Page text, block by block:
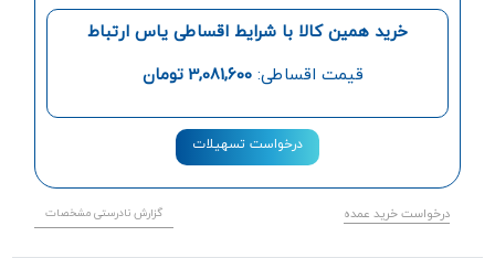
خرید همین کالا با شرایط اقساطی یاس ارتباط
قیمت اقساطی: 3,081,600 تومان
درخواست تسهیلات
درخواست خرید عمده گزارش نادرستی مشخصات